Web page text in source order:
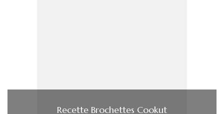
Recette Brochettes Cookut